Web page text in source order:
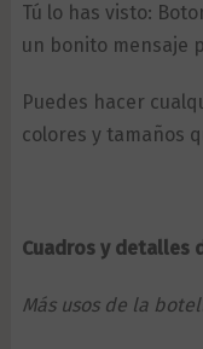
Tú lo has visto:
un bonito mensaje
Puedes hacer
colores y tamaños
Cuadros y detalles
Más usos de la